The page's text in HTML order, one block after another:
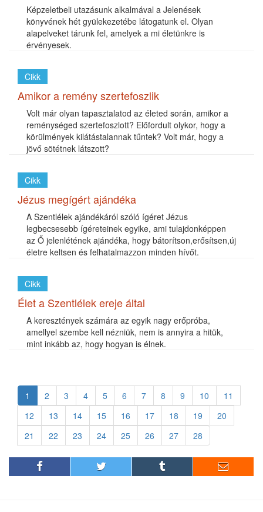
Képzeletbeli utazásunk alkalmával a Jelenések
könyvének hét gyülekezetébe látogatunk el. Olyan
alapelveket tárunk fel, amelyek a mi életünkre is
érvényesek.
Cikk
Amikor a remény szertefoszlik
Volt már olyan tapasztalatod az életed során, amikor a
reménységed szertefoszlott? Előfordult olykor, hogy a
körülmények kilátástalannak tűntek? Volt már, hogy a
jövő sötétnek látszott?
Cikk
Jézus megígért ajándéka
A Szentlélek ajándékáról szóló ígéret Jézus
legbecsesebb ígéreteinek egyike, ami tulajdonképpen
az Ő jelenlétének ajándéka, hogy bátorítson,erősítsen,új
életre keltsen és felhatalmazzon minden hívőt.
Cikk
Élet a Szentlélek ereje által
A keresztények számára az egyik nagy erőpróba,
amellyel szembe kell nézniük, nem is annyira a hitük,
mint inkább az, hogy hogyan is élnek.
1 2 3 4 5 6 7 8 9 10
11
12
13 14 15 16 17 18 19
20
21
22 23 24 25 26 27 28